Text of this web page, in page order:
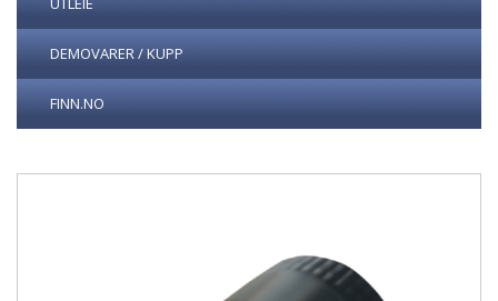
DEMOVARER / KUPP
FINN.NO